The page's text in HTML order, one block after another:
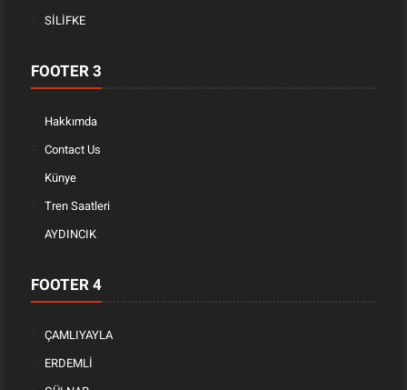
SİLİFKE
FOOTER 3
Hakkımda
Contact Us
Künye
Tren Saatleri
AYDINCIK
FOOTER 4
ÇAMLIYAYLA
ERDEMLİ